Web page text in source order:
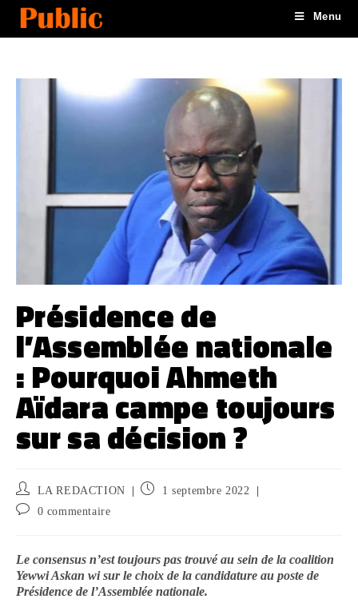
Menu
Présidence de
l’Assemblée nationale
: Pourquoi Ahmeth
Aïdara campe toujours
sur sa décision ?
LA REDACTION
1 septembre 2022
0 commentaire
Le consensus n’est toujours pas trouvé au sein de la coalition
Yewwi Askan wi sur le choix de la candidature au poste de
Présidence de l’Assemblée nationale.